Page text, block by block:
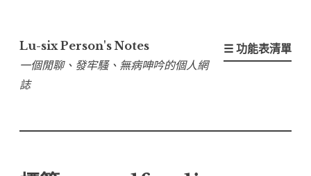
至
內
容
Lu-six Person's Notes
一個閒聊、發牢騷、無病呻吟的個人網
誌
☰ 功能表清單